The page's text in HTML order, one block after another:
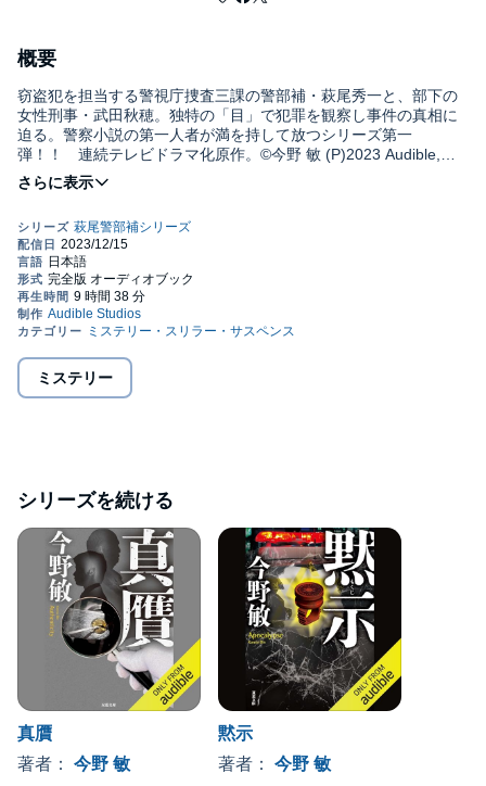
概要
窃盗犯を担当する警視庁捜査三課の警部補・萩尾秀一と、部下の
女性刑事・武田秋穂。独特の「目」で犯罪を観察し事件の真相に
迫る。警察小説の第一人者が満を持して放つシリーズ第一
弾！！ 連続テレビドラマ化原作。©今野 敏 (P)2023 Audible,
Inc.
ミステリー
シリーズを続ける
真贋
著者： 今野 敏
黙示
著者： 今野 敏